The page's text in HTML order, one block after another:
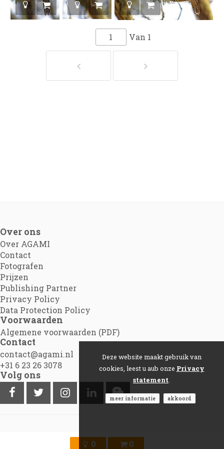
0 0
Van 1
Over ons
Over AGAMI
Contact
Fotografen
Prijzen
Publishing Partner
Privacy Policy
Data Protection Policy
Voorwaarden
Algemene voorwaarden (PDF)
Contact
contact@agami.nl
+31 6 23 26 3078
Volg ons
Agami.nl|Powered by Picture Pack
Deze website maakt gebruik van
cookies, leest u aub onze Privacy
statement
meer informatie akkoord